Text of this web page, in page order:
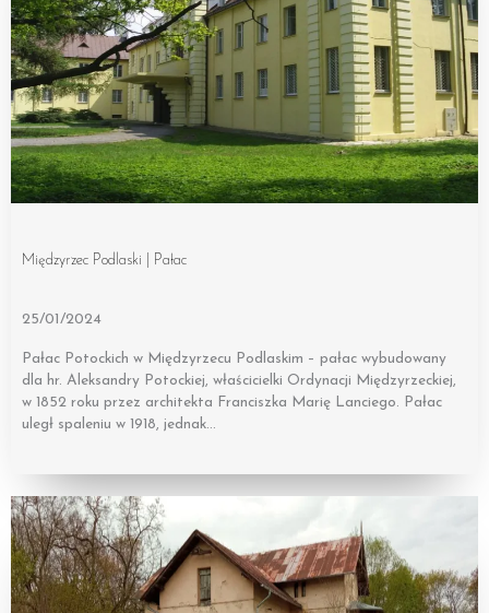
Międzyrzec Podlaski | Pałac
25/01/2024
Pałac Potockich w Międzyrzecu Podlaskim – pałac wybudowany
dla hr. Aleksandry Potockiej, właścicielki Ordynacji Międzyrzeckiej,
w 1852 roku przez architekta Franciszka Marię Lanciego. Pałac
uległ spaleniu w 1918, jednak…